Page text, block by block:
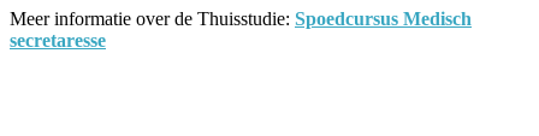
Meer informatie over de Thuisstudie: Spoedcursus Medisch
secretaresse